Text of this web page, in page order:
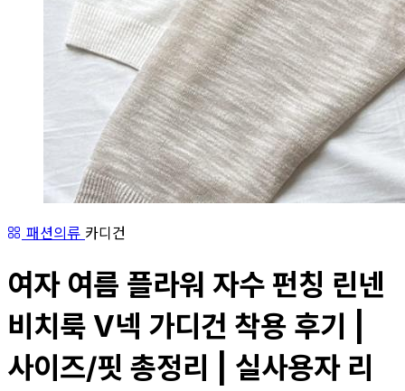
패션의류 카디건
여자 여름 플라워 자수 펀칭 린넨
비치룩 V넥 가디건 착용 후기 |
사이즈/핏 총정리 | 실사용자 리